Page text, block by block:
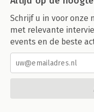
Schrijf u in voor onze
met relevante
events en de beste